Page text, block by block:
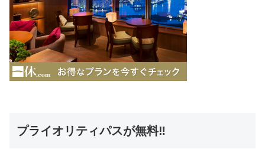
プライオリティパスが無料‼